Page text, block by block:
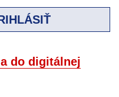
do digitálnej